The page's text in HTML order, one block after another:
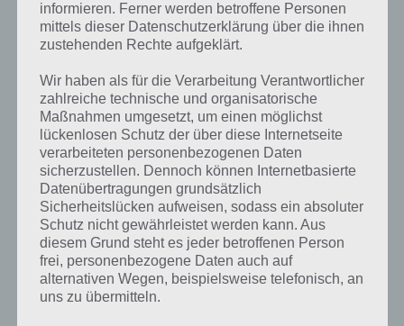
Schmelzofen x x
Um Erze und mehr
weiterzuverarbeiten
Gibt es Pferde in Last Day On Earth? Pläne
für Pferdetrog oder Reitersatttel
Bei den Plänen in Last Day On Earth gibt es einen Pferdetrog und
einen Reitersattel. Das lässt natürlich vermuten, dass es Pferde in
Last Day On Earth gibt. Dem ist aber leider nicht so. Aktuell (in
Version 1.5.6) gibt es keine Pferde, aber natürlich können in Zukunft
solche eingeführt werden. Aktuell ist der Pferdetrog also nur
Dekoration. Der Reitersattel kann ohnehin noch nicht freigeschaltet
werden.
informieren. Ferner werden betroffene Personen
mittels dieser Datenschutzerklärung über die ihnen
zustehenden Rechte aufgeklärt.
Wir haben als für die Verarbeitung Verantwortlicher
zahlreiche technische und organisatorische
Maßnahmen umgesetzt, um einen möglichst
lückenlosen Schutz der über diese Internetseite
verarbeiteten personenbezogenen Daten
sicherzustellen. Dennoch können Internetbasierte
Datenübertragungen grundsätzlich
Sicherheitslücken aufweisen, sodass ein absoluter
Schutz nicht gewährleistet werden kann. Aus
diesem Grund steht es jeder betroffenen Person
frei, personenbezogene Daten auch auf
alternativen Wegen, beispielsweise telefonisch, an
uns zu übermitteln.